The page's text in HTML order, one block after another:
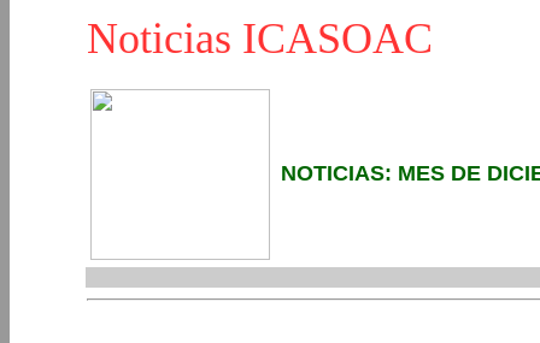
Noticias ICASOAC
NOTICIAS: MES DE